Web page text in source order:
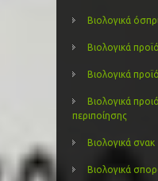
Βιολογικά
Βιολογικά
Βιολογικά
Βιολογικά
περιποίησης
Βιολογικά σνακ
Βιολογικά